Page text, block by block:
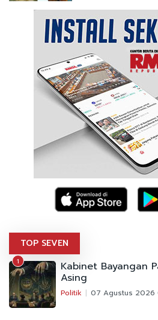
TOP SEVEN
1 Kabinet Bayangan
Asing
Politik 07 Agustus 2026